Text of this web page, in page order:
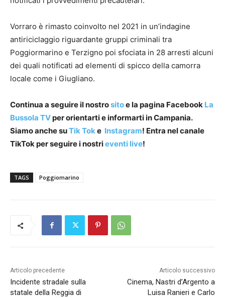
Vorraro è rimasto coinvolto nel 2021 in un’indagine
antiriciclaggio riguardante gruppi criminali tra
Poggiormarino e Terzigno poi sfociata in 28 arresti alcuni
dei quali notificati ad elementi di spicco della camorra
locale come i Giugliano.
Continua a seguire il nostrositoe la pagina Facebook La
Bussola TVper orientarti e informarti in Campania.
Siamo anche suTik Toke Instagram! Entra nel canale
TikTok per seguire i nostrieventi live!
TAGS Poggiomarino
Articolo precedente
Incidente stradale sulla
statale della Reggia di
Articolo successivo
Cinema, Nastri d’Argento a
Luisa Ranieri e Carlo